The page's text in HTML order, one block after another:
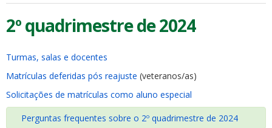
2º quadrimestre de 2024
Turmas, salas e docentes
Matrículas deferidas pós reajuste (veteranos/as)
Solicitações de matrículas como aluno especial
Perguntas frequentes sobre o 2º quadrimestre de 2024